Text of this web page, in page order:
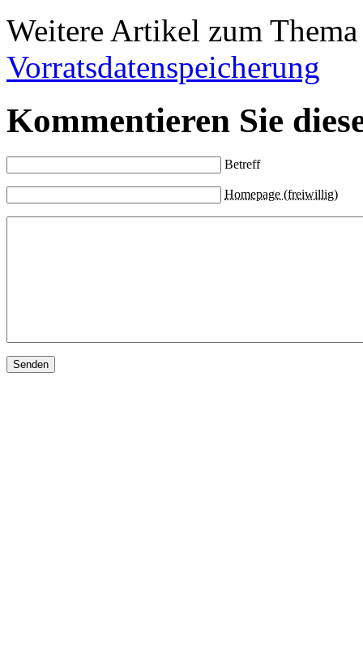
Weitere Artikel zum
Vorratsdatenspeicherung
Kommentieren Sie
Betreff
Homepage (freiwillig)